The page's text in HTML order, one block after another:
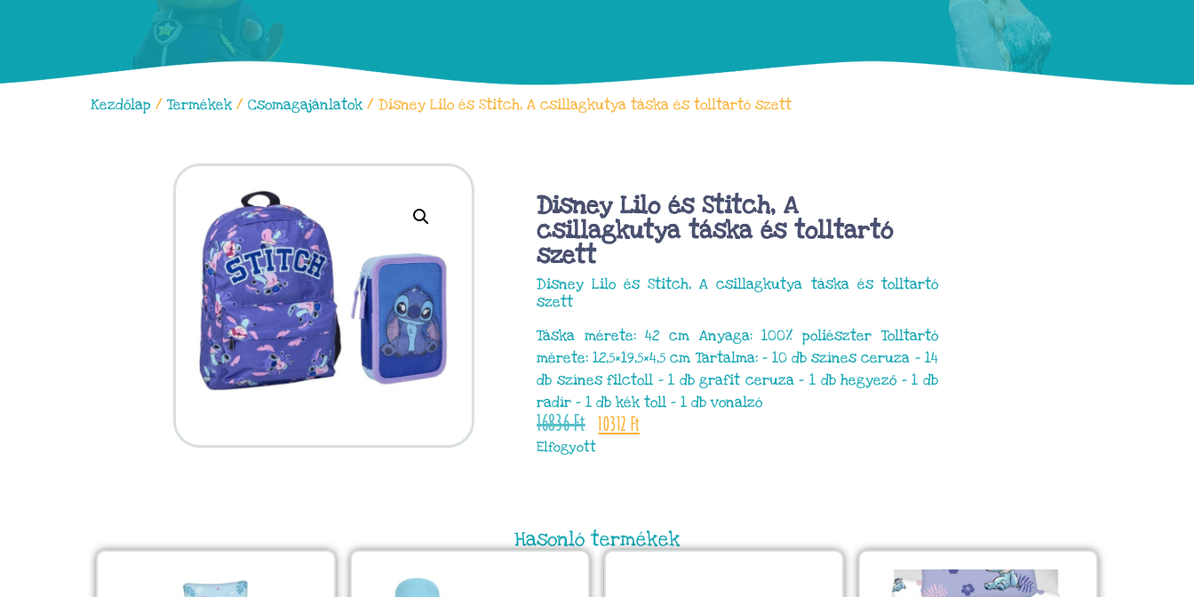
Kezdőlap / Termékek / Csomagajánlatok / Disney Lilo és Stitch, A csillagkutya táska és tolltartó szett
Disney Lilo és Stitch, A
csillagkutya táska és tolltartó
szett
Disney Lilo és Stitch, A csillagkutya táska és tolltartó
szett
Táska mérete: 42 cm Anyaga: 100% poliészter Tolltartó
mérete: 12,5×19,5×4,5 cm Tartalma: – 10 db színes ceruza – 14
db színes filctoll – 1 db grafit ceruza – 1 db hegyező – 1 db
radír – 1 db kék toll – 1 db vonalzó
16836Ft 10312 Ft
Elfogyott
Hasonló termékek